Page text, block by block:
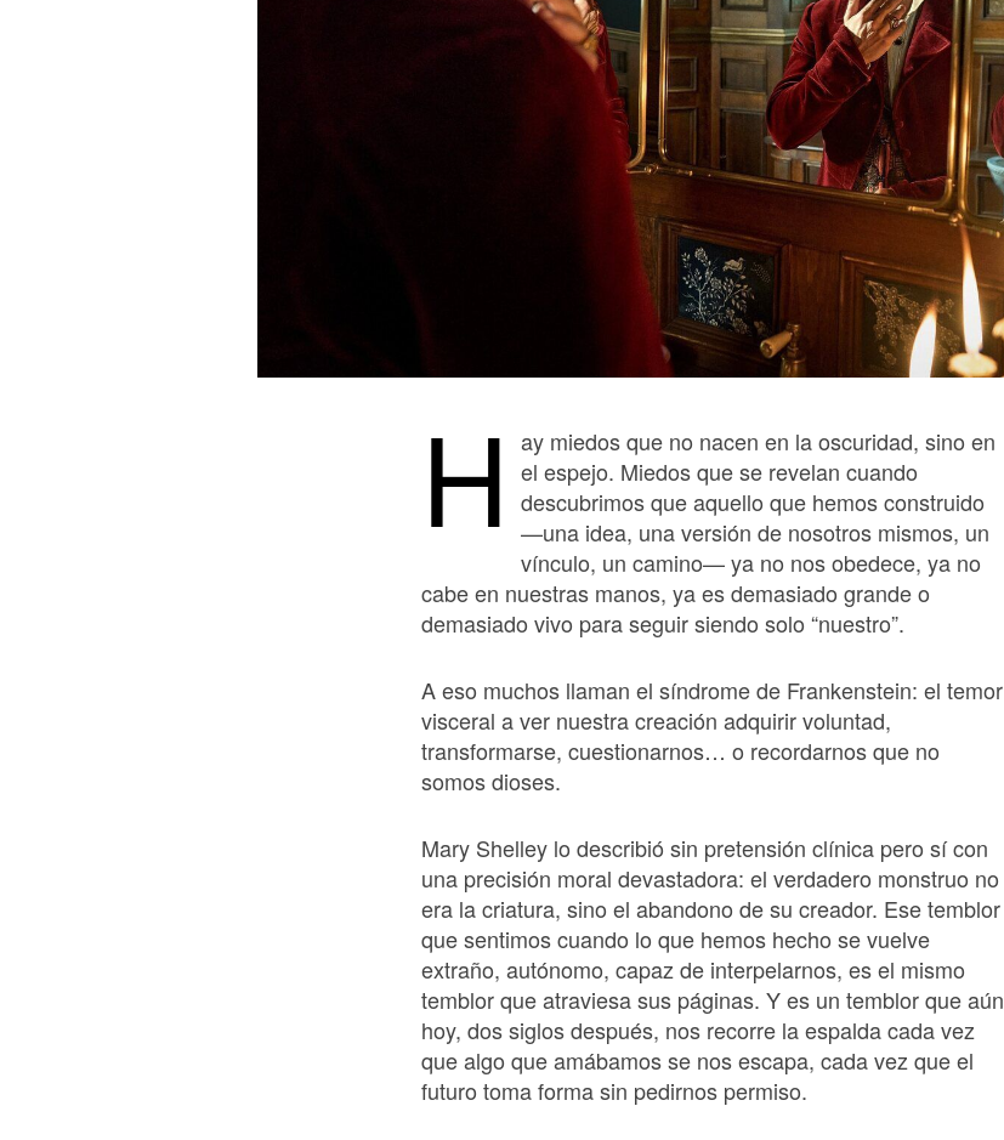
H
ay miedos que no nacen en la oscuridad, sino en
el espejo. Miedos que se revelan cuando
descubrimos que aquello que hemos construido
—una idea, una versión de nosotros mismos, un
vínculo, un camino— ya no nos obedece, ya no
cabe en nuestras manos, ya es demasiado grande o
demasiado vivo para seguir siendo solo “nuestro”.
A eso muchos llaman el síndrome de Frankenstein: el temor
visceral a ver nuestra creación adquirir voluntad,
transformarse, cuestionarnos… o recordarnos que no
somos dioses.
Mary Shelley lo describió sin pretensión clínica pero sí con
una precisión moral devastadora: el verdadero monstruo no
era la criatura, sino el abandono de su creador. Ese temblor
que sentimos cuando lo que hemos hecho se vuelve
extraño, autónomo, capaz de interpelarnos, es el mismo
temblor que atraviesa sus páginas. Y es un temblor que aún
hoy, dos siglos después, nos recorre la espalda cada vez
que algo que amábamos se nos escapa, cada vez que el
futuro toma forma sin pedirnos permiso.